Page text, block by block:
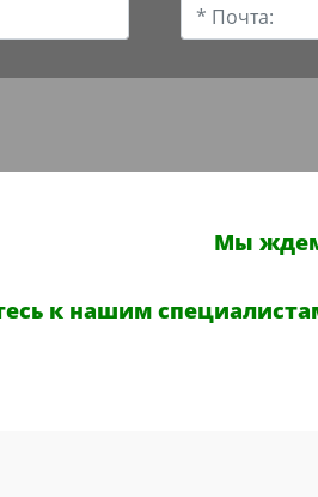
Мы ждем
к нашим